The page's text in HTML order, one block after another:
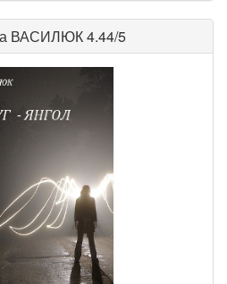
ВАСИЛЮК4.44/5